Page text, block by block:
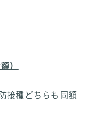
）
接種どちらも同額